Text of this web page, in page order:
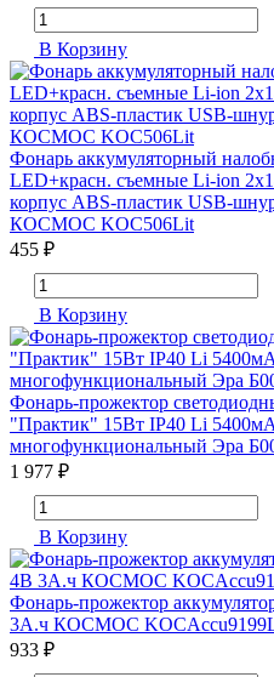
В Корзину
Фонарь аккумуляторный
LED+красн. съемные Li-ion
корпус ABS-пластик USB-
КОСМОС KOC506Lit
455 ₽
В Корзину
Фонарь-прожектор
"Практик" 15Вт IP40 Li
многофункциональный Эра
1 977 ₽
В Корзину
Фонарь-прожектор
3А.ч КОСМОС
933 ₽